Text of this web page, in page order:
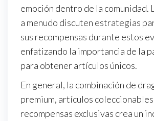
emoción dentro de la comunidad.
a menudo discuten estrategias
sus recompensas durante estos
enfatizando la importancia de la
para obtener artículos únicos.
En general, la combinación de
premium, artículos
recompensas exclusivas crea un